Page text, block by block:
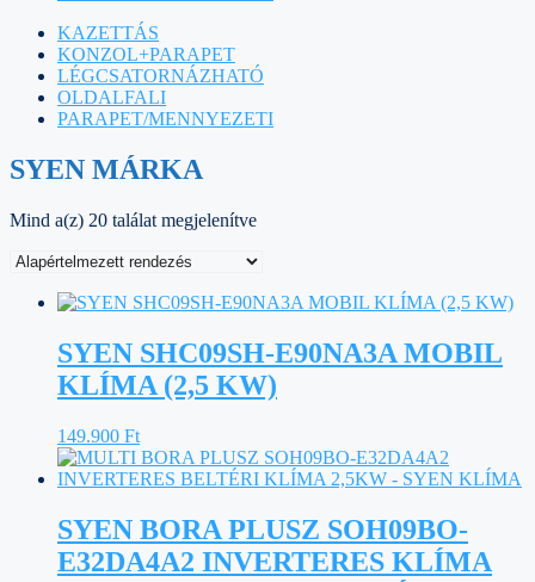
KAZETTÁS
KONZOL+PARAPET
LÉGCSATORNÁZHATÓ
OLDALFALI
PARAPET/MENNYEZETI
SYEN MÁRKA
Mind a(z) 20 találat megjelenítve
SYEN SHC09SH-E90NA3A MOBIL
KLÍMA (2,5 KW)
149.900 Ft
SYEN BORA PLUSZ SOH09BO-
E32DA4A2 INVERTERES KLÍMA